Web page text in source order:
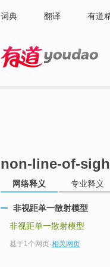
词典 翻译 有道
non-line-of-
网络释义 专业释义
非视距单一散射模型
非视距单一散射模型
基于1个网页-相关网页